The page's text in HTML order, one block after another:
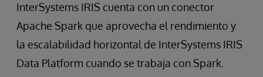
InterSystems IRIS cuenta con un conector
Apache Spark que aprovecha el rendimiento y
la escalabilidad horizontal de InterSystems IRIS
Data Platform cuando se trabaja con Spark.